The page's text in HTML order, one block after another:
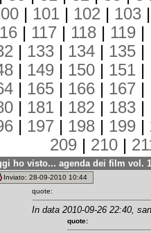
| 101 | 102 | 103
| 117 | 118 | 119 |
| 133 | 134 | 135 |
| 149 | 150 | 151 |
| 165 | 166 | 167 |
| 181 | 182 | 183 |
| 197 | 198 | 199 |
209 | 210 |
ho visto... agenda dei film vol.
Inviato: 28-09-2010 10:44
quote:
In data 2010-09-26 22:40,
quote: